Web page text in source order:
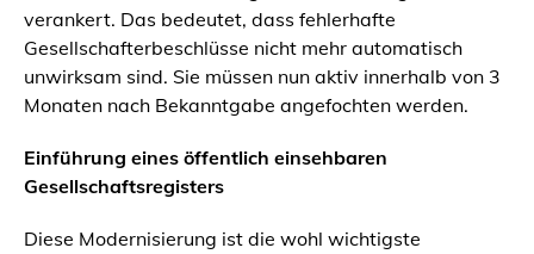
verankert. Das bedeutet, dass fehlerhafte
Gesellschafterbeschlüsse nicht mehr automatisch
unwirksam sind. Sie müssen nun aktiv innerhalb von 3
Monaten nach Bekanntgabe angefochten werden.
Einführung eines öffentlich einsehbaren
Gesellschaftsregisters
Diese Modernisierung ist die wohl wichtigste